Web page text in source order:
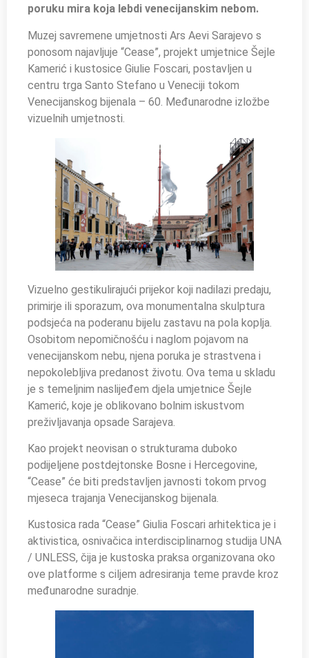
poruku mira koja lebdi venecijanskim nebom.
Muzej savremene umjetnosti Ars Aevi Sarajevo s
ponosom najavljuje “Cease”, projekt umjetnice Šejle
Kamerić i kustosice Giulie Foscari, postavljen u
centru trga Santo Stefano u Veneciji tokom
Venecijanskog bijenala – 60. Međunarodne izložbe
vizuelnih umjetnosti.
Vizuelno gestikulirajući prijekor koji nadilazi predaju,
primirje ili sporazum, ova monumentalna skulptura
podsjeća na poderanu bijelu zastavu na pola koplja.
Osobitom nepomičnošću i naglom pojavom na
venecijanskom nebu, njena poruka je strastvena i
nepokolebljiva predanost životu. Ova tema u skladu
je s temeljnim naslijeđem djela umjetnice Šejle
Kamerić, koje je oblikovano bolnim iskustvom
preživljavanja opsade Sarajeva.
Kao projekt neovisan o strukturama duboko
podijeljene postdejtonske Bosne i Hercegovine,
“Cease” će biti predstavljen javnosti tokom prvog
mjeseca trajanja Venecijanskog bijenala.
Kustosica rada “Cease” Giulia Foscari arhitektica je i
aktivistica, osnivačica interdisciplinarnog studija UNA
/ UNLESS, čija je kustoska praksa organizovana oko
ove platforme s ciljem adresiranja teme pravde kroz
međunarodne suradnje.